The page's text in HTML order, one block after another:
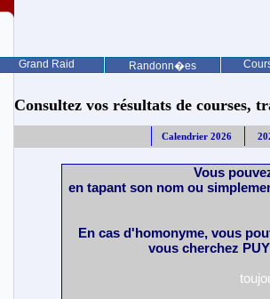
Grand Raid Randonn�es
Consultez vos résultats de courses,
Calendrier 2026
Vous
en tapant son nom ou
En cas d'homonyme, vous
vous cherchez